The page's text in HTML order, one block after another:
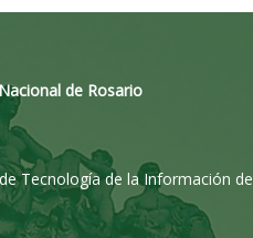
de Rosario
Tecnología de la Información de